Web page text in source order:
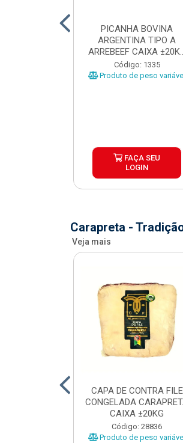
PICANHA BOVINA
ARGENTINA TIPO A
ARREBEEF CAIXA
PEÇAS 1...
Código: 1335
Produto de peso variável
FAÇA SEU
LOGIN
Carapreta -
Veja mais
CAPA DE CONTRA FILE
CONGELADA
CAIXA ±20KG
Código: 28836
Produto de peso variável